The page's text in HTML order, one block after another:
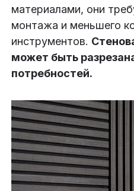
материалами, они
монтажа и меньшего
инструментов.
может быть
потребностей.